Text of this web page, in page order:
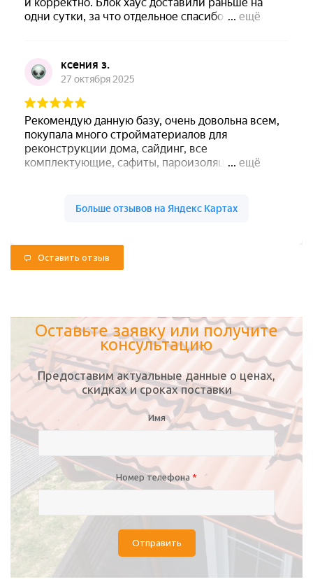
Оставить отзыв
Оставьте заявку или получите
консультацию
Предоставим актуальные данные о ценах,
скидках и сроках поставки
Имя
Номер телефона *
Отправить